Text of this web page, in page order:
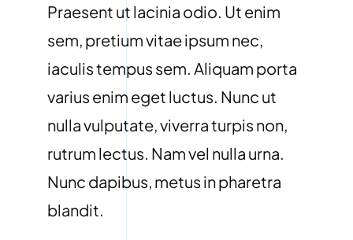
Praesent ut lacinia odio. Ut enim
sem, pretium vitae ipsum nec,
iaculis tempus sem. Aliquam porta
varius enim eget luctus. Nunc ut
nulla vulputate, viverra turpis non,
rutrum lectus. Nam vel nulla urna.
Nunc dapibus, metus in pharetra
blandit.